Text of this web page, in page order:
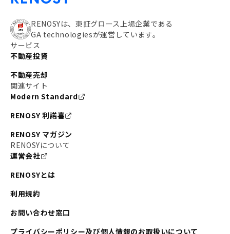
RENOSYは、東証グロース上場企業である
GA technologiesが運営しています。
サービス
不動産投資
不動産売却
関連サイト
Modern Standard
RENOSY 利諾喜
RENOSY マガジン
RENOSYについて
運営会社
RENOSYとは
利用規約
お問い合わせ窓口
プライバシーポリシー及び個人情報のお取扱いについて